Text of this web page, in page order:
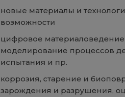
новые материалы и
возможности
цифровое
моделирование процессов
испытания и пр.
коррозия, старение и
зарождения и разрушения,